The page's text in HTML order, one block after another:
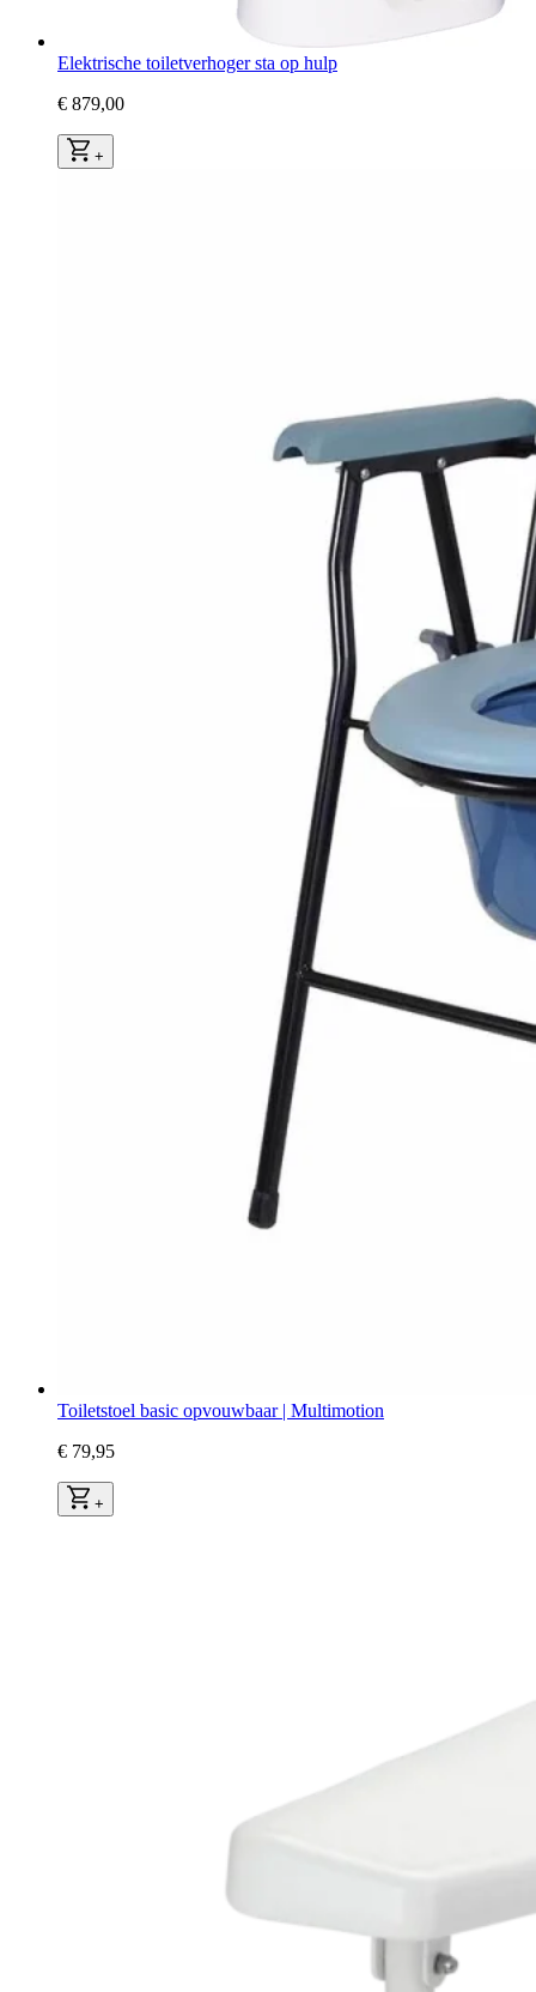
Elektrische toiletverhoger sta op hulp
€ 879,00
+
Toiletstoel basic opvouwbaar | Multimotion
€ 79,95
+